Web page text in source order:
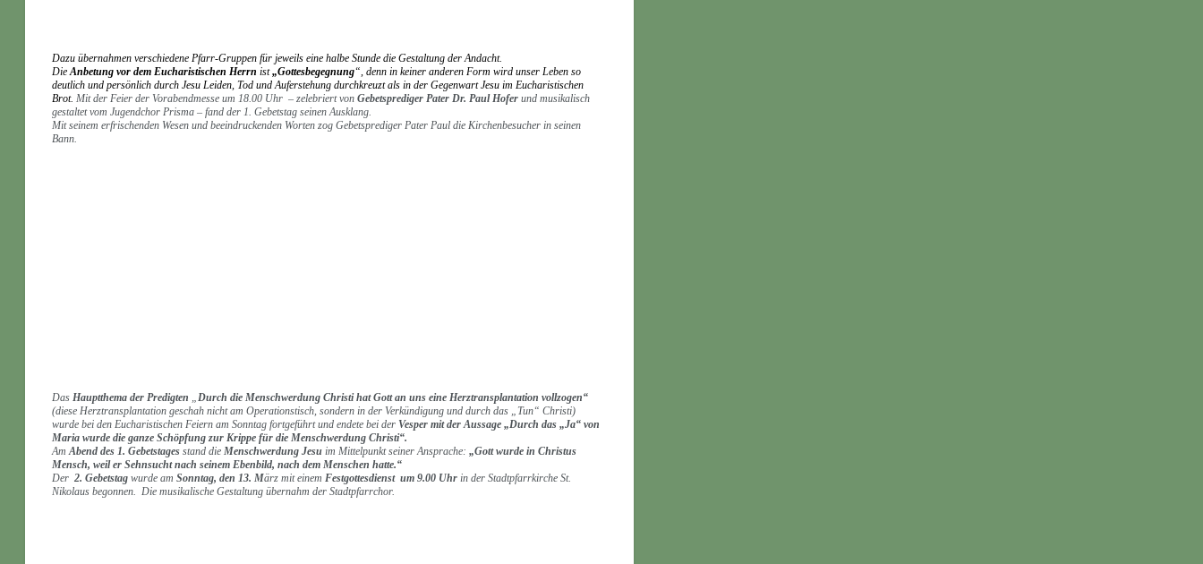
Dazu übernahmen verschiedene Pfarr-Gruppen für jeweils eine halbe Stunde die Gestaltung der Andacht.
Die Anbetung vor dem Eucharistischen Herrn ist„Gottesbegegnung“, denn in keiner anderen Form wird unser Leben so
deutlich und persönlich durch Jesu Leiden, Tod und Auferstehung durchkreuzt als in der Gegenwart Jesu im Eucharistischen
Brot. Mit der Feier der Vorabendmesse um 18.00 Uhr – zelebriert von Gebetsprediger Pater Dr. Paul Hofer und musikalisch
gestaltet vom Jugendchor Prisma – fand der 1. Gebetstag seinen Ausklang.
Mit seinem erfrischenden Wesen und beeindruckenden Worten zog Gebetsprediger Pater Paul die Kirchenbesucher in seinen
Bann.
Das Hauptthema der Predigten
Durch die Menschwerdung Christi hat Gott an uns eine Herztransplantation vollzogen“
(diese Herztransplantation geschah nicht am Operationstisch, sondern in der Verkündigung und durch das „Tun“ Christi)
wurde bei den Eucharistischen Feiern am Sonntag fortgeführt und endete bei der Vesper mit der Aussage „Durch das „Ja“ von
Maria wurde die ganze Schöpfung zur Krippe für die Menschwerdung Christi“.
Am Abend des 1. Gebetstages stand die Menschwerdung Jesu im Mittelpunkt seiner Ansprache: „Gott wurde in Christus
Mensch, weil er Sehnsucht nach seinem Ebenbild, nach dem Menschen hatte.“
Der 2. Gebetstag wurde am Sonntag, den 13. März mit einem Festgottesdienst um 9.00 Uhr in der Stadtpfarrkirche St.
Nikolaus begonnen. Die musikalische Gestaltung übernahm der Stadtpfarrchor.